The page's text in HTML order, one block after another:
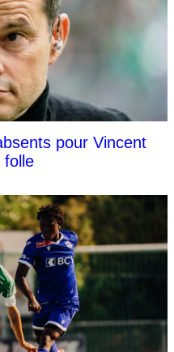
pour Vincent
folle